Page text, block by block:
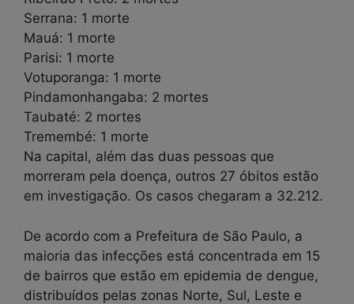
Serrana: 1 morte
Mauá: 1 morte
Parisi: 1 morte
Votuporanga: 1 morte
Pindamonhangaba: 2 mortes
Taubaté: 2 mortes
Tremembé: 1 morte
Na capital, além das duas pessoas que
morreram pela doença, outros 27 óbitos estão
em investigação. Os casos chegaram a 32.212.
De acordo com a Prefeitura de São Paulo, a
maioria das infecções está concentrada em 15
de bairros que estão em epidemia de dengue,
distribuídos pelas zonas Norte, Sul, Leste e